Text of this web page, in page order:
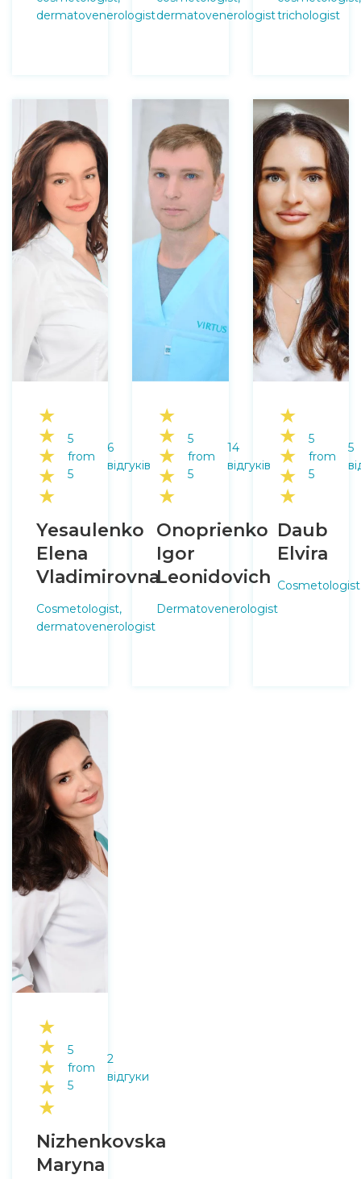
dermatovenerologistdermatovenerologisttrichologist
★
★
★
★
★
5
from
5
6
відгуків
Yesaulenko
Elena
Vladimirovna
Cosmetologist,
dermatovenerologist
★
★
★
★
★
5
from
5
14
відгуків
Onoprienko
Igor
Leonidovich
Dermatovenerologist
★
★
★
★
★
5
from
5
5
Daub
Elvira
Cosmetologist
★
★
★
★
★
5
from
5
2
відгуки
Nizhenkovska
Maryna